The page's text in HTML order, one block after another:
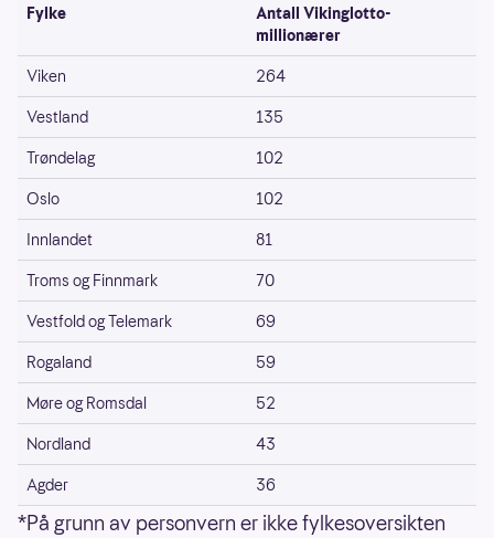
Fylke
Antall Vikinglotto-
millionærer
Viken
264
Vestland
135
Trøndelag
102
Oslo
102
Innlandet
81
Troms og Finnmark
70
Vestfold og Telemark
69
Rogaland
59
Møre og Romsdal
52
Nordland
43
Agder
36
*På grunn av personvern er ikke fylkesoversikten